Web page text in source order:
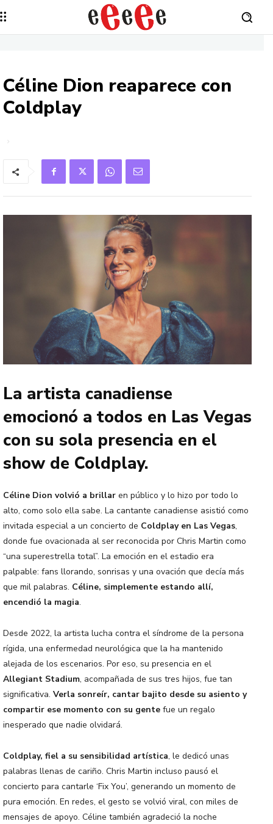
Céline Dion reaparece con
Coldplay
La artista canadiense
emocionó a todos en Las Vegas
con su sola presencia en el
show de Coldplay.
Céline Dion volvió a brillar en público y lo hizo por todo lo
alto, como solo ella sabe. La cantante canadiense asistió como
invitada especial a un concierto de Coldplay en Las Vegas,
donde fue ovacionada al ser reconocida por Chris Martin como
“una superestrella total”. La emoción en el estadio era
palpable: fans llorando, sonrisas y una ovación que decía más
que mil palabras. Céline, simplemente estando allí,
encendió la magia.
Desde 2022, la artista lucha contra el síndrome de la persona
rígida, una enfermedad neurológica que la ha mantenido
alejada de los escenarios. Por eso, su presencia en el
Allegiant Stadium, acompañada de sus tres hijos, fue tan
significativa. Verla sonreír, cantar bajito desde su asiento y
compartir ese momento con su gente fue un regalo
inesperado que nadie olvidará.
Coldplay, fiel a su sensibilidad artística, le dedicó unas
palabras llenas de cariño. Chris Martin incluso pausó el
concierto para cantarle ‘Fix You’, generando un momento de
pura emoción. En redes, el gesto se volvió viral, con miles de
mensajes de apoyo. Céline también agradeció la noche